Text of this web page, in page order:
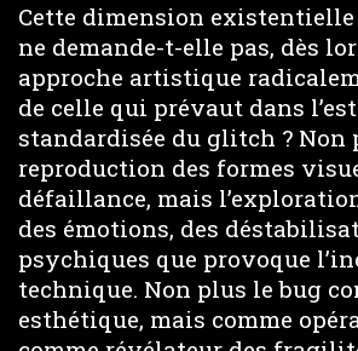
Cette dimension
ne demande-t-elle pas, dès
approche artistique
de celle qui prévaut dans
standardisée du glitch ? Non
reproduction des formes
défaillance, mais
des émotions, des
psychiques que provoque
technique. Non plus le bug
esthétique, mais comme